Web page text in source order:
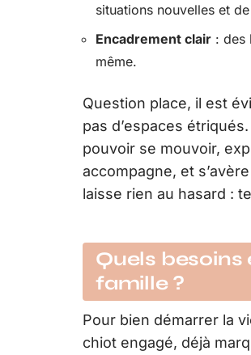
situations nouvelles et
Encadrement clair : des
même.
Question place, il est
pas d’espaces
pouvoir se mouvoir,
accompagne, et
laisse rien au hasard :
Quels besoins
famille ?
Pour bien démarrer la
chiot engagé, déjà